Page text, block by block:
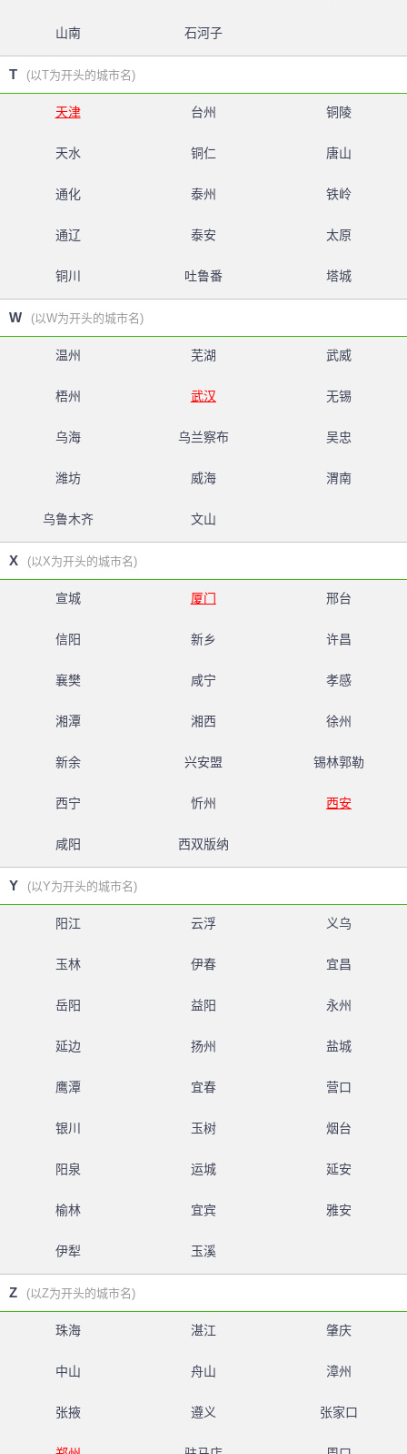
山南 石河子
T (以T为开头的城市名)
天津 台州 铜陵
天水 铜仁 唐山
通化 泰州 铁岭
通辽 泰安 太原
铜川 吐鲁番 塔城
W (以W为开头的城市名)
温州 芜湖 武威
梧州 武汉 无锡
乌海 乌兰察布 吴忠
潍坊 威海 渭南
乌鲁木齐 文山
X (以X为开头的城市名)
宣城 厦门 邢台
信阳 新乡 许昌
襄樊 咸宁 孝感
湘潭 湘西 徐州
新余 兴安盟 锡林郭勒
西宁 忻州 西安
咸阳 西双版纳
Y (以Y为开头的城市名)
阳江 云浮 义乌
玉林 伊春 宜昌
岳阳 益阳 永州
延边 扬州 盐城
鹰潭 宜春 营口
银川 玉树 烟台
阳泉 运城 延安
榆林 宜宾 雅安
伊犁 玉溪
Z (以Z为开头的城市名)
珠海 湛江 肇庆
中山 舟山 漳州
张掖 遵义 张家口